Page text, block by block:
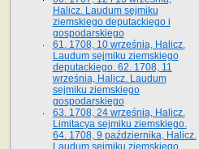
Halicz. Laudum sejmiku
ziemskiego deputackiego i
gospodarskiego
61. 1708, 10 września, Halicz.
Laudum sejmiku ziemskiego
deputackiego. 62. 1708, 11
września, Halicz. Laudum
sejmiku ziemskiego
gospodarskiego
63. 1708, 24 września, Halicz.
Limitacya sejmiku ziemskiego.
64. 1708, 9 października, Halicz.
Laudum sejmiku ziemskiego